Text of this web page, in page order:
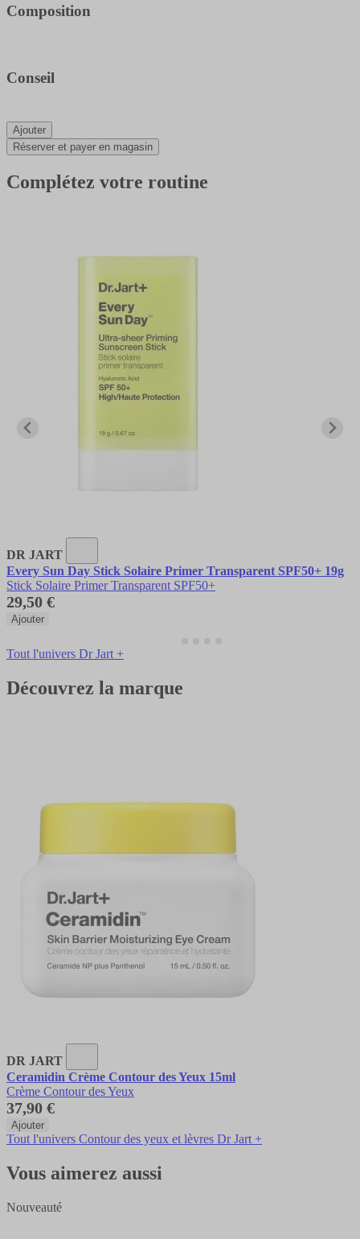
Composition
Conseil
Ajouter
Réserver et payer en magasin
Complétez votre routine
DR JART
Every Sun Day Stick Solaire Primer Transparent SPF50+ 19g
Stick Solaire Primer Transparent SPF50+
29,50 €
Ajouter
Tout l'univers Dr Jart +
Découvrez la marque
DR JART
Ceramidin Crème Contour des Yeux 15ml
Crème Contour des Yeux
37,90 €
Ajouter
Tout l'univers Contour des yeux et lèvres Dr Jart +
Vous aimerez aussi
Nouveauté